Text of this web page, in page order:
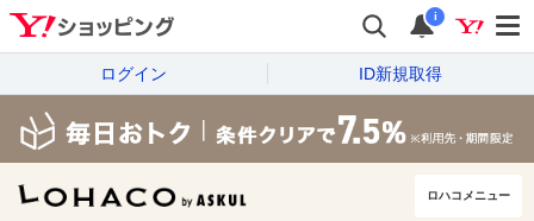
i
ログイン ID新規取得
ロハコメニュー